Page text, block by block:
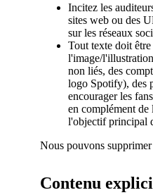
Incitez les
sites web ou des
sur les réseaux
Tout texte doit
l'image/
non liés, des
logo Spotify), des
encourager les
en complément
l'objectif principal
Nous pouvons
Contenu